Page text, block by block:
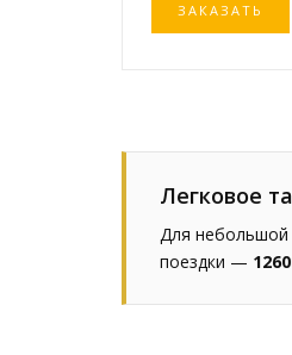
ЗАКАЗАТЬ
Легковое
Для небольшой
поездки —